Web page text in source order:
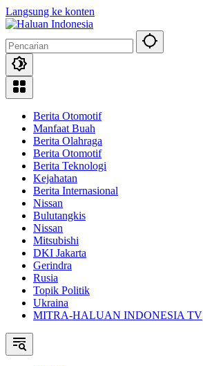
Langsung ke konten
Berita Otomotif
Manfaat Buah
Berita Olahraga
Berita Otomotif
Berita Teknologi
Kejahatan
Berita Internasional
Nissan
Bulutangkis
Nissan
Mitsubishi
DKI Jakarta
Gerindra
Rusia
Topik Politik
Ukraina
MITRA-HALUAN INDONESIA TV